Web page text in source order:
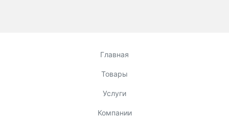
Главная
Товары
Услуги
Компании